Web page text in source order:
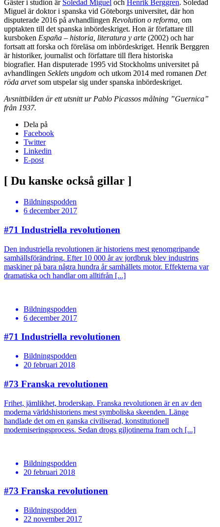
Gäster i studion är Soledad Miguel och Henrik Berggren. Soledad
Miguel är doktor i spanska vid Göteborgs universitet, där hon
disputerade 2016 på avhandlingen Revolution o reforma, om
upptakten till det spanska inbördeskriget. Hon är författare till
kursboken España – historia, literatura y arte (2002) och har
fortsatt att forska och föreläsa om inbördeskriget. Henrik Berggren
är historiker, journalist och författare till flera historiska
biografier. Han disputerade 1995 vid Stockholms universitet på
avhandlingen Seklets ungdom och utkom 2014 med romanen Det
röda arvetsom utspelar sig under spanska inbördeskriget.
Avsnittbilden är ett utsnitt ur Pablo Picassos målning ”Guernica”
från 1937.
Dela på
Facebook
Twitter
Linkedin
E-post
[ Du kanske också gillar ]
Bildningspodden
6 december 2017
#71 Industriella revolutionen
Den industriella revolutionen är historiens mest genomgripande
samhällsförändring. Efter 10 000 år av jordbruk blev industrins
maskiner på bara några hundra år samhällets motor. Effekterna var
dramatiska och handlar om alltifrån [...]
Bildningspodden
6 december 2017
#71 Industriella revolutionen
Bildningspodden
20 februari 2018
#73 Franska revolutionen
Frihet, jämlikhet, broderskap. Franska revolutionen är en av den
moderna världshistoriens mest symboliska skeenden. Länge
handlade det om en ganska civiliserad, konstitutionell
moderniseringsprocess. Sedan drogs giljotinerna fram och [...]
Bildningspodden
20 februari 2018
#73 Franska revolutionen
Bildningspodden
22 november 2017